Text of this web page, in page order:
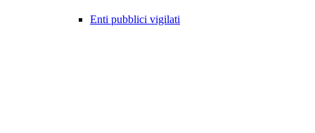
Enti pubblici vigilati